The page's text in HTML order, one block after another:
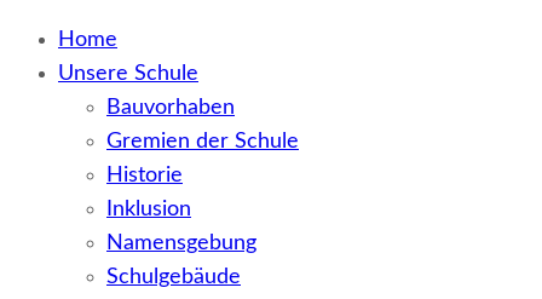
Home
Unsere Schule
Bauvorhaben
Gremien der Schule
Historie
Inklusion
Namensgebung
Schulgebäude